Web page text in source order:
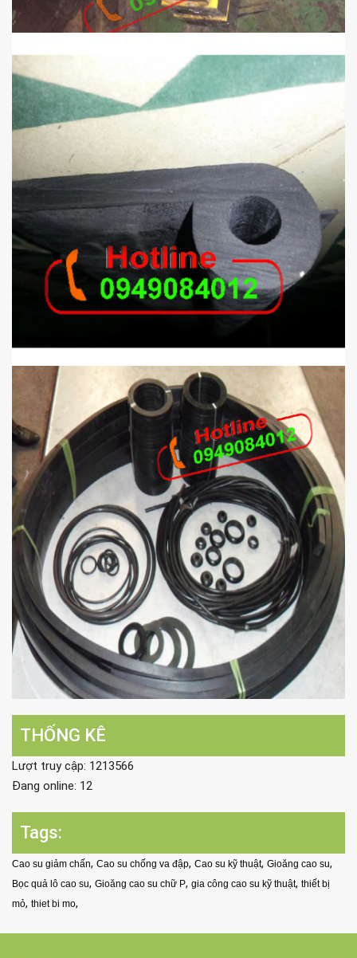
THỐNG KÊ
Lượt truy cập: 1213566
Đang online: 12
Tags:
Cao su giảm chấn, Cao su chống va đập, Cao su kỹ thuật, Gioăng cao su,
Bọc quả lô cao su, Gioăng cao su chữ P, gia công cao su kỹ thuật, thiết bị
mỏ, thiet bi mo,